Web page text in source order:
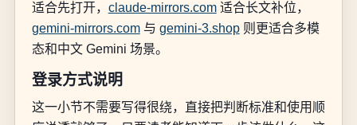
适合先打开， claude-mirrors.com适合长文补位，
gemini-mirrors.com与 gemini-3.shop则更适合多模
态和中文 Gemini 场景。
登录方式说明
这一小节不需要写得很绕，直接把判断标准和使用顺